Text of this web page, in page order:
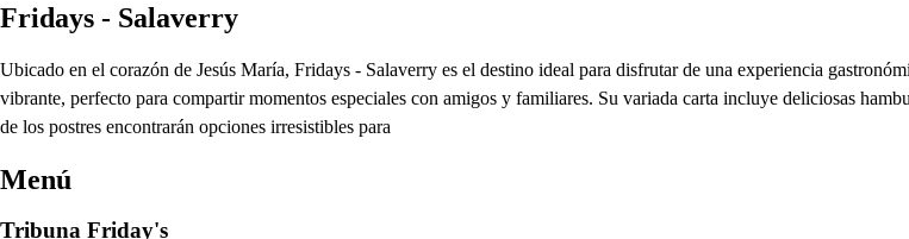
Fridays - Salaverry
Ubicado en el corazón de Jesús María, Fridays - Salaverry es el destino ideal para disfrutar de una experiencia
vibrante, perfecto para compartir momentos especiales con amigos y familiares. Su variada carta incluye deliciosas
de los postres encontrarán opciones irresistibles para
Menú
Tribuna Friday's